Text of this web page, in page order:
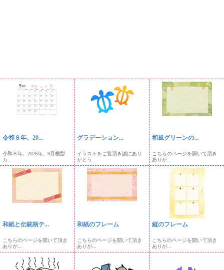
令和８年、20...
令和８年、2026年、9月横型
カ...
グラデーション...
イラストをご覧頂き誠にあり
がとう...
和風グリーンの...
こちらのページを開いて頂き
ありが...
和紙と伝統柄テ...
こちらのページを開いて頂き
ありが...
和紙のフレーム
こちらのページを開いて頂き
ありが...
縦のフレーム
こちらのページを開いて頂き
ありが...